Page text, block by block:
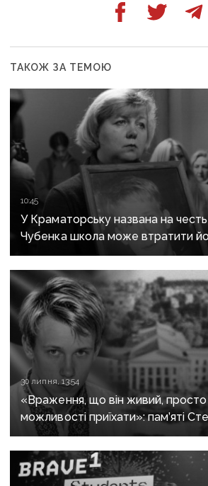
ТАКОЖ ЗА ТЕМОЮ
10:45
У Краматорську названа на
Чубенка школа може втратити
загиблого героя розповіла про
30 липня, 13:54
«Враження, що він живий,
можливості приїхати»: пам’яті
якого закатували бойовики за